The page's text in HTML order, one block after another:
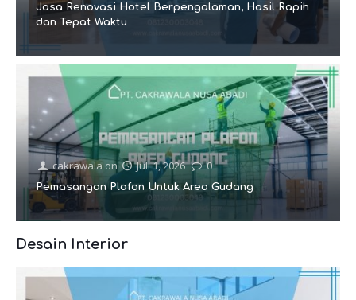
Jasa Renovasi Hotel Berpengalaman, Hasil Rapih
dan Tepat Waktu
cakrawala on Juli 1, 2026 0
Pemasangan Plafon Untuk Area Gudang
Desain Interior